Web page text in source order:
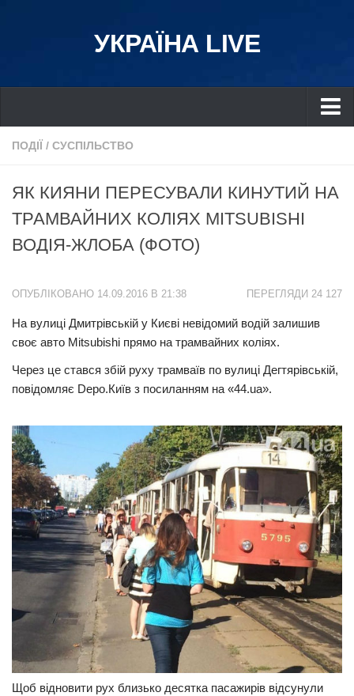
УКРАЇНА LIVE
Україна
Дніпро
Львів
Івано-Франківськ
Донбас
Одеса
Прикарпаття
Політика
Світ
Цікаво
Наука
Технології
Історії
Рецепти
Привітання
Здоров’я
ПОДІЇ / СУСПІЛЬСТВО
ЯК КИЯНИ ПЕРЕСУВАЛИ КИНУТИЙ НА
ТРАМВАЙНИХ КОЛІЯХ MITSUBISHI
ВОДІЯ-ЖЛОБА (ФОТО)
ПЕРЕГЛЯДИ 24 127
ОПУБЛІКОВАНО 14.09.2016 В 21:38
На вулиці Дмитрівській у Києві невідомий водій залишив
своє авто Mitsubishi прямо на трамвайних коліях.
Через це стався збій руху трамваїв по вулиці Дегтярівській,
повідомляє Depo.Київ з посиланням на «44.ua».
Щоб відновити рух близько десятка пасажирів відсунули